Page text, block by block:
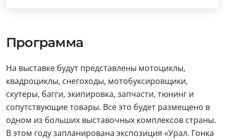
Программа
На выставке будут представлены мотоциклы,
квадроциклы, снегоходы, мотобуксировщики,
скутеры, багги, экипировка, запчасти, тюнинг и
сопутствующие товары. Все это будет размещено в
одном из больших выставочных комплексов страны.
В этом году запланирована экспозиция «Урал. Гонка